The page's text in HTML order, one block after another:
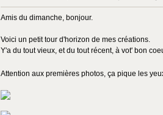
Amis du dimanche, bonjour.
Voici un petit tour d'horizon de mes créations.
Y'a du tout vieux, et du tout récent, à vot' bon
Attention aux premières photos, ça pique les